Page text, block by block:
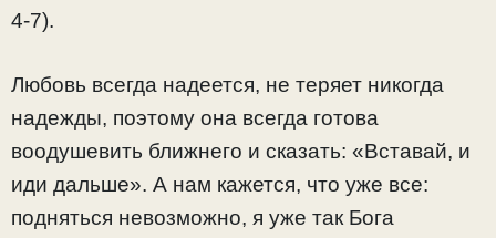
4-7).
Любовь всегда надеется, не теряет никогда
надежды, поэтому она всегда готова
воодушевить ближнего и сказать: «Вставай, и
иди дальше». А нам кажется, что уже все:
подняться невозможно, я уже так Бога